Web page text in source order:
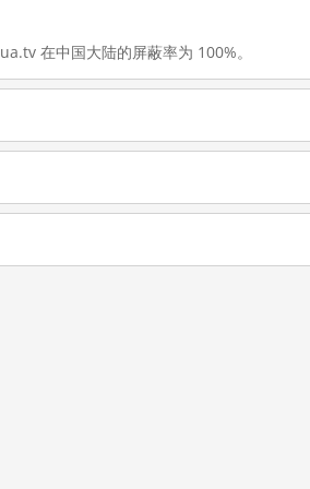
在中国大陆的屏蔽率为 100%。